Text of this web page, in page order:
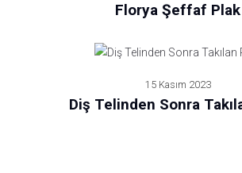
Florya Şeffaf Plak
15 Kasım 2023
Diş Telinden Sonra